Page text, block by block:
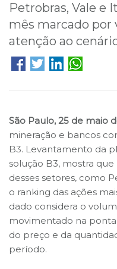
Petrobras, Vale e
mês marcado por
atenção ao
São Paulo, 25 de maio
mineração e bancos
B3. Levantamento da
solução B3, mostra
desses setores, como
o ranking das ações
dado considera o
movimentado na
do preço e da
período.